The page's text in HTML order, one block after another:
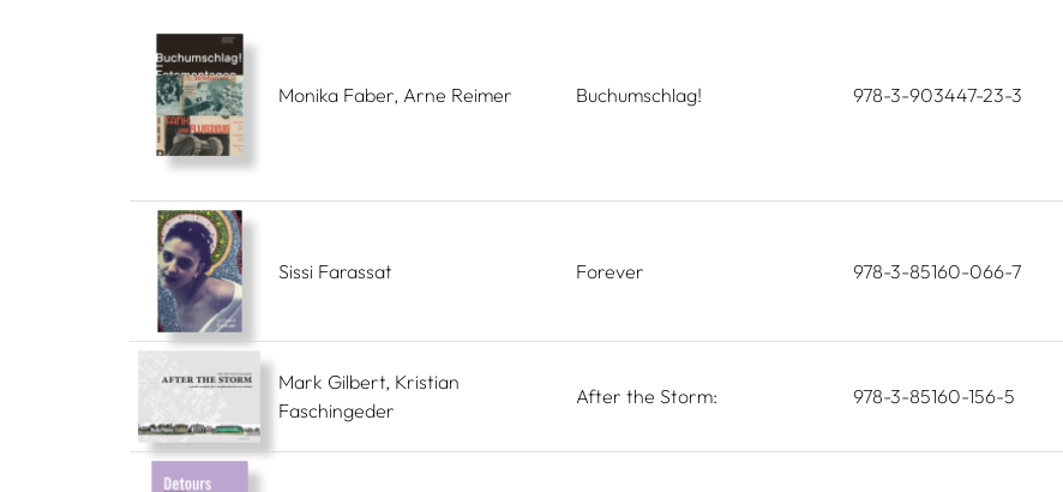
Monika Faber, Arne Reimer Buchumschlag! 978-3-903447-23-3
Sissi Farassat Forever 978-3-85160-066-7
Mark Gilbert, Kristian
Faschingeder
After the Storm: 978-3-85160-156-5